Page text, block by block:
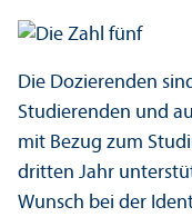
Die Dozierenden
Studierenden und
mit Bezug zum
dritten Jahr
Wunsch bei der